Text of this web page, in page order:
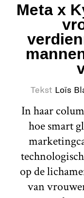
Meta x
Tekst Loïs
In haar
hoe smart
op de
van